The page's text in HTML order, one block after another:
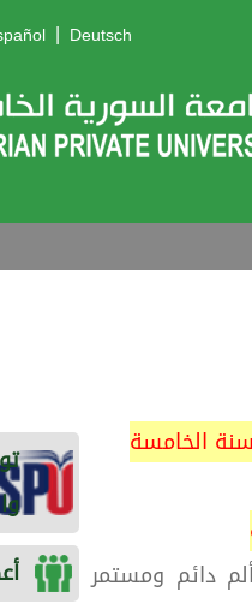
| Deutsch
الخامسة
ألم دائم ومستمر